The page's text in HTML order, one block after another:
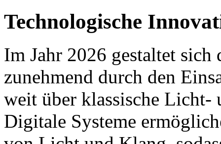
Technologische
Im Jahr 2026 gestaltet
zunehmend durch den
weit über klassische Licht-
Digitale Systeme